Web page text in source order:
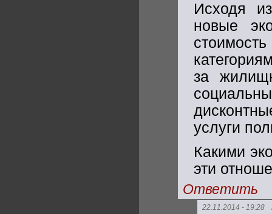
Исходя
новые
за
услуги
Какими
эти
Ответить
22.11.2014 - 19:28